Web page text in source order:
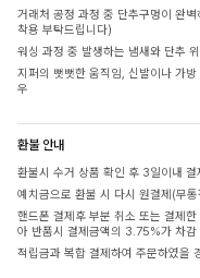
거래처 공정 과정 중 단추구멍이 완
착용 부탁드립니다)
워싱 과정 중 발생하는 냄새와 단추
지퍼의 뻣뻣한 움직임, 신발이나 가
우
환불 안내
환불시 수거 상품 확인 후 3일이내
예치금으로 환불 시 다시 원결제(무
핸드폰 결제후 부분 취소 또는 결제
아 반품시 결제금액의 3.75%가 차감
적립금과 복합 결제하여 주문하였을